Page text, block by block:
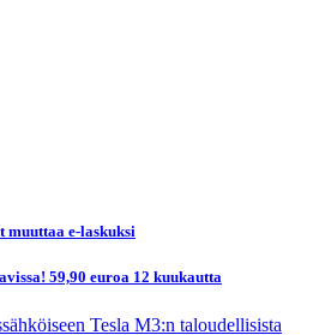
muuttaa e-laskuksi
59,90 euroa 12 kuukautta